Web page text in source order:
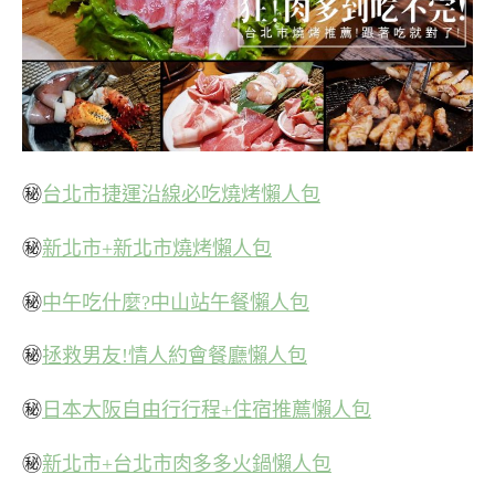
㊙台北市捷運沿線必吃燒烤懶人包
㊙新北市+新北市燒烤懶人包
㊙中午吃什麼?中山站午餐懶人包
㊙拯救男友!情人約會餐廳懶人包
㊙ 日本大阪自由行行程+住宿推薦懶人包
㊙新北市+台北市肉多多火鍋懶人包